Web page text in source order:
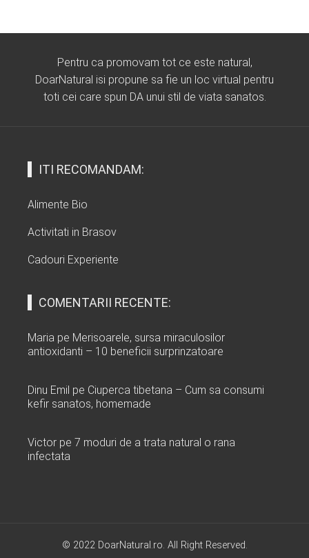
Pentru ca promovam tot ce este natural,
DoarNatural isi propune sa fie un loc virtual pentru
toti cei care spun DA unui stil de viata sanatos.
ITI RECOMANDAM:
Alimente Bio
Activitati in Brasov
Cadouri Experiente
COMENTARII RECENTE:
Maria pe Merisoarele, sursa miraculosilor
antioxidanti – 10 beneficii surprinzatoare
Dinu Emil pe Ciuperca tibetana – Cum sa consumi
kefir sanatos, homemade
Victor pe 7 moduri de a trata natural o rana
infectata
© 2022 DoarNatural.ro. All Right Reserved.